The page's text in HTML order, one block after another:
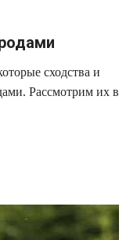
сходства и
Рассмотрим их в